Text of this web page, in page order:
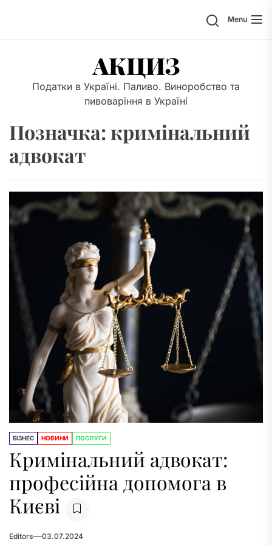
the
SearchMenu
АКЦИЗ
Податки в Україні. Паливо. Виноробство та
пивоваріння в Україні
Позначка: кримінальний
адвокат
БІЗНЕС НОВИНИ ПОСЛУГИ
Кримінальний адвокат:
професійна допомога в
Києві
Editors 03.07.2024